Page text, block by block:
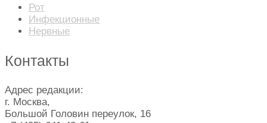
Рот
Инфекционные
Нервные
Контакты
Адрес редакции:
г. Москва,
Большой Головин переулок, 16